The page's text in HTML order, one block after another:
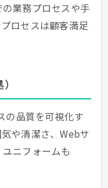
業務プロセスや手
ロセスは顧客満足
の品質を可視化す
や清潔さ、Webサ
ニフォームも